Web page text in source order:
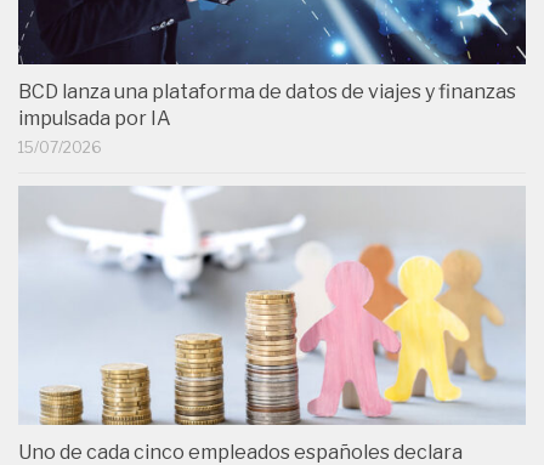
BCD lanza una plataforma de datos de viajes y finanzas
impulsada por IA
15/07/2026
Uno de cada cinco empleados españoles declara